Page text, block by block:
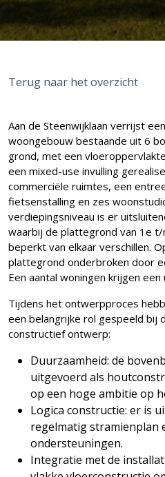
Terug naar het overzicht
Aan de Steenwijklaan verrijst
woongebouw bestaande uit 6
grond, met een
een mixed-use invulling
commerciële ruimtes, een
fietsenstalling en zes
verdiepingsniveau is er
waarbij de plattegrond van 1e
beperkt van elkaar verschillen.
plattegrond onderbroken door
Een aantal woningen krijgen
Tijdens het ontwerpproces
een belangrijke rol gespeeld bij
constructief ontwerp:
Duurzaamheid: de
uitgevoerd als
op een hoge ambitie op
Logica constructie: er is
regelmatig stramienplan
ondersteuningen.
Integratie met de